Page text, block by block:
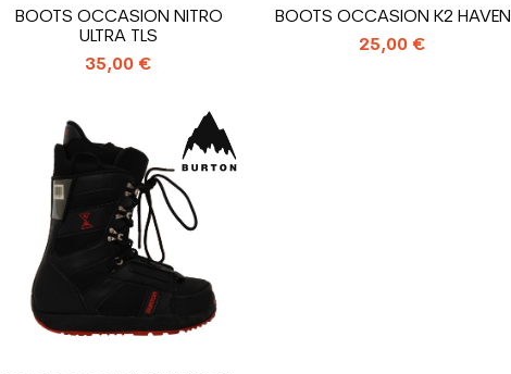
BOOTS OCCASION NITRO
ULTRA TLS
35,00 €
BOOTS OCCASION K2 HAVEN
25,00 €